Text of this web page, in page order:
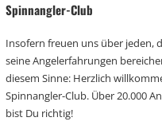
Spinnangler-Club
Insofern freuen uns über jeden,
seine Angelerfahrungen
diesem Sinne: Herzlich
Spinnangler-Club. Über 20.000
bist Du richtig!